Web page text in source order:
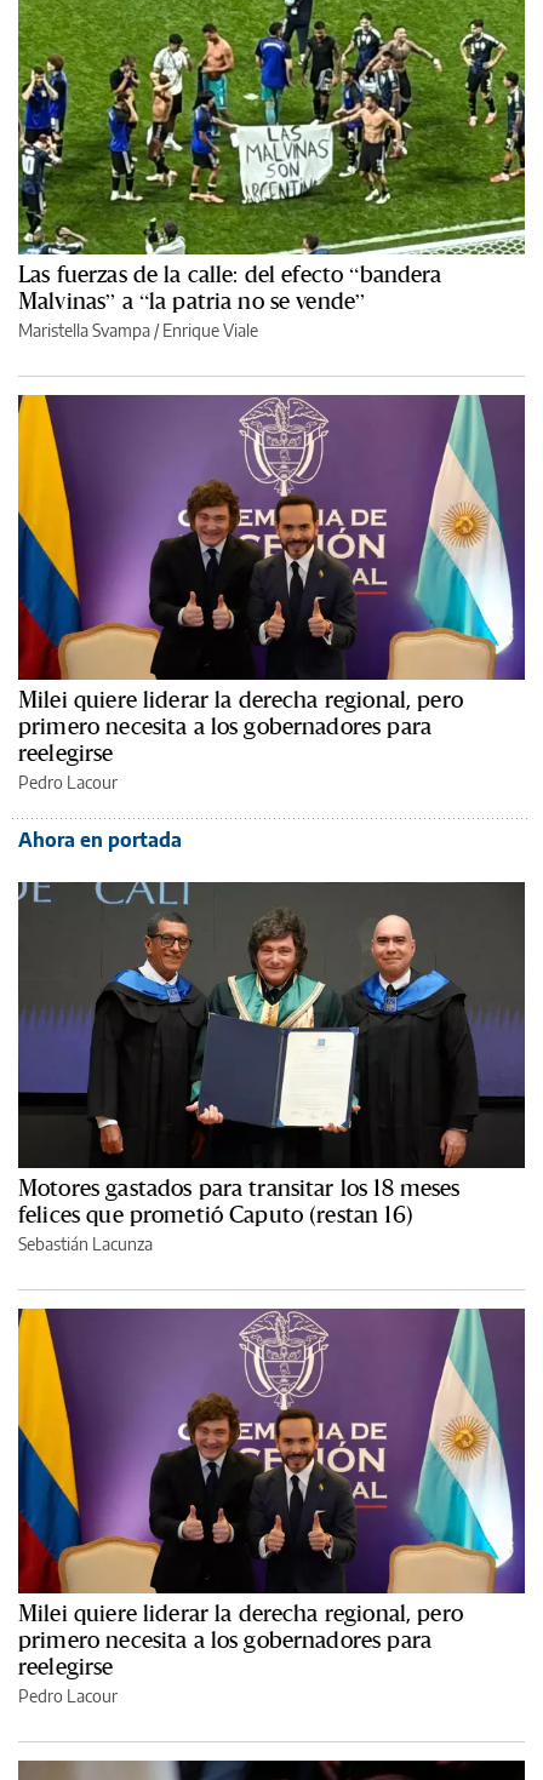
Las fuerzas de la calle: del efecto “bandera
Malvinas” a “la patria no se vende”
Maristella Svampa /Enrique Viale
Milei quiere liderar la derecha regional, pero
primero necesita a los gobernadores para
reelegirse
Pedro Lacour
Ahora en portada
Motores gastados para transitar los 18 meses
felices que prometió Caputo (restan 16)
Sebastián Lacunza
Milei quiere liderar la derecha regional, pero
primero necesita a los gobernadores para
reelegirse
Pedro Lacour